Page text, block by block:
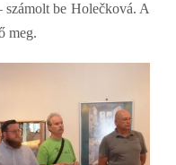
számolt be Holečková. A
meg.